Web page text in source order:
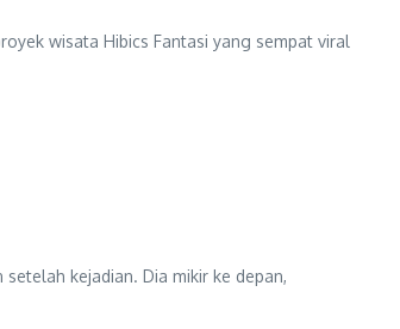
wisata Hibics Fantasi yang sempat viral
kejadian. Dia mikir ke depan,